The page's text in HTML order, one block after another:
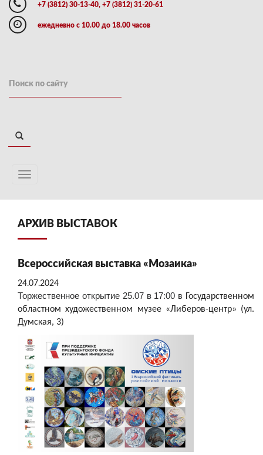
+7 (3812) 30-13-40, +7 (3812) 31-20-61
ежедневно с 10.00 до 18.00 часов
АРХИВ ВЫСТАВОК
Всероссийская выставка «Мозаика»
24.07.2024
Торжественное открытие 25.07 в 17:00 в Государственном
областном художественном музее «Либеров-центр» (ул.
Думская, 3)